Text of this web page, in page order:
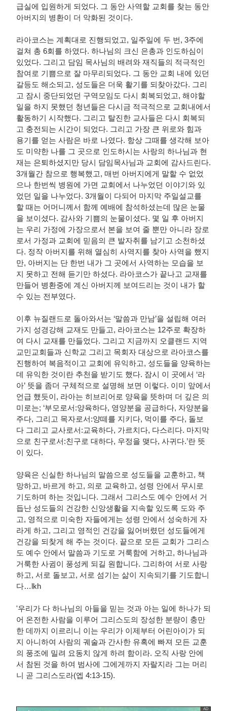
급실에 입원하게 되었다. 그 동안 사역할 교회를 찾는 동안
아버지의 병환이 더 악화된 것이다.
라아코스는 계획대로 진행되었고, 일주일에 두 번, 3주에
걸쳐 총 6회를 하였다. 하나님의 크신 은총과 인도하심이
있었다. 그리고 담임 목사님의 배려와 재직들의 적극적인
참여로 기쁨으로 잘 마무리되었다. 그 동안 교회 내에 있던
갈등도 해소되고, 성도들은 더욱 활기를 되찾아갔다. 그리
고 잠시 중단되었던 구역모임도 다시 회복되었고, 해야할
일을 하지 못했던 청년들은 다시금 적극적으로 교회내에서
활동하기 시작했다. 그리고 탈진한 교사들은 다시 회복되
고 충전되는 시간이 되었다. 그리고 가장 큰 위로와 힘과
용기를 얻는 사람은 바로 나였다. 항상 그때를 생각해 보아
도 미약한 나를 그 곳으로 인도하시는 사랑의 하나님과 현
재는 은퇴하셨지만 당시 담임목사님과 교회에 감사드린다.
3개월간 참으로 행복했고, 매번 아버지에게 말할 수 없었
으나 한번씩 병원에 가면 교회에서 나누었던 이야기와 있
었던 일을 나누었다. 3개월이 다되어 마지막 주일설교를
할 때는 어머니께서 함께 예배에 참석하셨는데 많은 눈물
을 보이셨다. 감사와 기쁨의 눈물이셨다. 몇 일 후 아버지
는 우리 가정에 가장으로서 본을 보여 줄 뿐만 아니라 장로
로서 가정과 교회에 믿음의 큰 발자취를 남기고 소천하셨
다. 정작 아버지를 위해 열심히 사역지를 찾아 사역을 했지
만, 아버지는 단 한번 내가 그 곳에서 사역하는 모습을 보
지 못하고 전해 듣기만 하셨다. 라아코스가 끝나고 교재를
만들어 병환중에 계신 아버지께 보여드리는 것이 내가 할
수 있는 전부였다.
이후 뉴질랜드로 돌아와서는 ‘말씀과 만남’을 설립해 여러
가지 성경강해 교재도 만들고, 라아코스는 12주로 확장하
여 다시 교재를 만들었다. 그리고 지금까지 오클랜드 지역
교민교회들과 신학교 그리고 목회자 대상으로 라아코스를
진행하여 복음적이고 교회에 유익하고, 성도들을 양육하는
데 유익한 것이란 추천을 받기도 했다. 잠시 이 곳에서 ‘라
아’ 뜻을 좀더 구체적으로 설명해 보면 이렇다. 이미 앞에서
언급 했듯이, 라아는 히브리어로 양육을 뜻하며 더 깊은 의
미로는; ‘부모로서:양육하다, 영양분을 공급하다, 자양분을
주다, 그리고 목자로서:양떼를 지키다, 먹이를 주다, 돌보
다 그리고 교사로서:교육하다, 가르치다, 다스리다. 마지막
으로 친구로서:친구로 대하다, 우정을 맺다, 사귀다.’란 뜻
이 있다.
양육은 신실한 하나님의 말씀으로 성도들을 교훈하고, 책
망하고, 바르게 하고, 의로 교육하고, 성령 안에서 무시로
기도하며 하는 것입니다. 그래서 그리스도 예수 안에서 거
듭난 성도들의 건강한 신앙생활을 지속할 있도록 도와 주
고, 영적으로 미숙한 자들에게는 성령 안에서 성숙하게 자
라게 하고, 그리고 영적인 건강을 잃어버렸던 성도들에게
건강을 되찾게 해 주는 것이다. 끝으로 모든 교회가 그리스
도 예수 안에서 말씀과 기도로 거룩함에 거하고, 하나님과
거룩한 사귐이 풍성케 되길 원합니다. 그리하여 서로 사랑
하고, 서로 돌보고, 서로 섬기는 삶이 지속되기를 기도합니
다…lkh
'우리가 다 하나님의 아들을 믿는 것과 아는 일에 하나가 되
어 온전한 사람을 이루어 그리스도의 장성한 분량이 충만
한 데까지 이르리니 이는 우리가 이제부터 어린아이가 되
지 아니하여 사람의 궤술과 간사한 유혹에 빠져 모든 교훈
의 풍조에 밀려 요동치 않게 하려 함이라. 오직 사랑 안에
서 참된 것을 하여 범사에 그에게까지 자랄지라 그는 머리
니 곧 그리스도라(엡 4:13-15).